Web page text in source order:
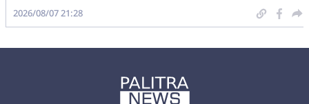
2026/08/07 21:28